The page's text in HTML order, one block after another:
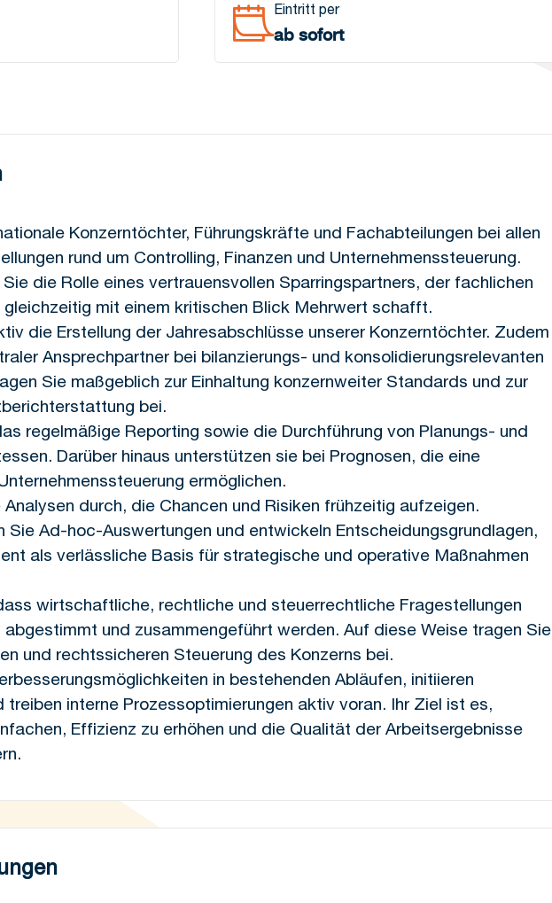
Eintritt per
ab sofort
Konzerntöchter, Führungskräfte und Fachabteilungen bei allen
rund um Controlling, Finanzen und Unternehmenssteuerung.
Sie die Rolle eines vertrauensvollen Sparringspartners, der fachlichen
mit einem kritischen Blick Mehrwert schafft.
die Erstellung der Jahresabschlüsse unserer Konzerntöchter. Zudem
Ansprechpartner bei bilanzierungs- und konsolidierungsrelevanten
Sie maßgeblich zur Einhaltung konzernweiter Standards und zur
bei.
regelmäßige Reporting sowie die Durchführung von Planungs- und
Darüber hinaus unterstützen sie bei Prognosen, die eine
ermöglichen.
durch, die Chancen und Risiken frühzeitig aufzeigen.
Sie Ad-hoc-Auswertungen und entwickeln Entscheidungsgrundlagen,
als verlässliche Basis für strategische und operative Maßnahmen
wirtschaftliche, rechtliche und steuerrechtliche Fragestellungen
abgestimmt und zusammengeführt werden. Auf diese Weise tragen Sie
und rechtssicheren Steuerung des Konzerns bei.
in bestehenden Abläufen, initiieren
treiben interne Prozessoptimierungen aktiv voran. Ihr Ziel ist es,
Effizienz zu erhöhen und die Qualität der Arbeitsergebnisse